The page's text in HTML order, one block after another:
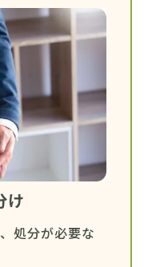
け
処分が必要な